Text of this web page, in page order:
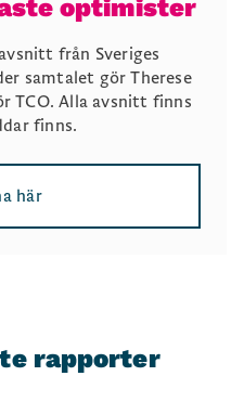
optimister
från Sveriges
samtalet gör Therese
TCO. Alla avsnitt finns
finns.
här
rapporter